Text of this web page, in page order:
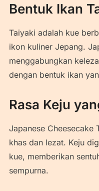
Bentuk Ikan
Taiyaki adalah kue
ikon kuliner Jepang.
menggabungkan
dengan bentuk ikan
Rasa Keju
Japanese Cheesecake
khas dan lezat. Keju
kue, memberikan
sempurna.